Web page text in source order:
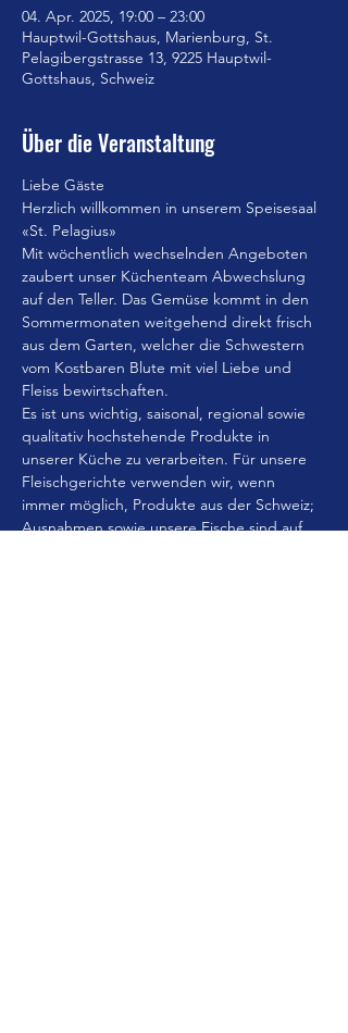
04. Apr. 2025, 19:00 – 23:00
Hauptwil-Gottshaus, Marienburg, St.
Pelagibergstrasse 13, 9225 Hauptwil-
Gottshaus, Schweiz
Über die Veranstaltung
Liebe Gäste
Herzlich willkommen in unserem Speisesaal
«St. Pelagius»
Mit wöchentlich wechselnden Angeboten
zaubert unser Küchenteam Abwechslung
auf den Teller. Das Gemüse kommt in den
Sommermonaten weitgehend direkt frisch
aus dem Garten, welcher die Schwestern
vom Kostbaren Blute mit viel Liebe und
Fleiss bewirtschaften.
Es ist uns wichtig, saisonal, regional sowie
qualitativ hochstehende Produkte in
unserer Küche zu verarbeiten. Für unsere
Fleischgerichte verwenden wir, wenn
immer möglich, Produkte aus der Schweiz;
Ausnahmen sowie unsere Fische sind auf